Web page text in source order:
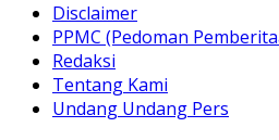
Disclaimer
PPMC (Pedoman
Redaksi
Tentang Kami
Undang Undang Pers